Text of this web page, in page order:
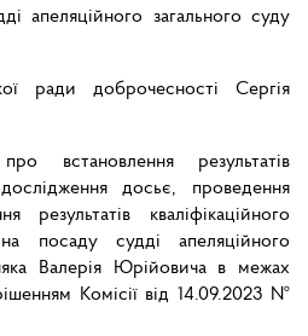
апеляційного загального суду
ради доброчесності Сергія
встановлення результатів
досьє, проведення
результатів кваліфікаційного
посаду судді апеляційного
Валерія Юрійовича в межах
Комісії від 14.09.2023 №